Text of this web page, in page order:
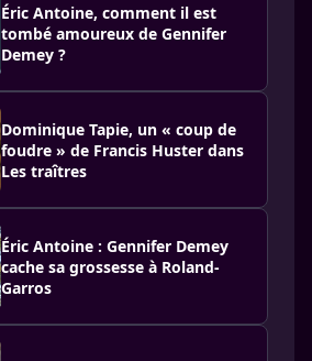
Éric Antoine, comment il est
tombé amoureux de Gennifer
Demey ?
Dominique Tapie, un « coup de
foudre » de Francis Huster dans
Les traîtres
Éric Antoine : Gennifer Demey
cache sa grossesse à Roland-
Garros